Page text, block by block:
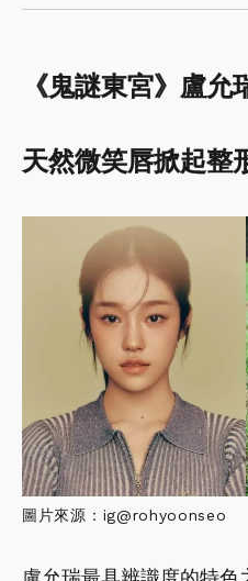
《鬼謎東宮》盧允
天然微笑唇掀起整
圖片來源：ig@rohyoonseo